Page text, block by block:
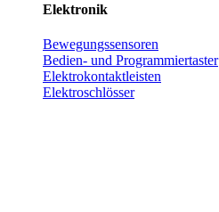
Elektronik
Bewegungssensoren
Bedien- und Programmiertaster
Elektrokontaktleisten
Elektroschlösser